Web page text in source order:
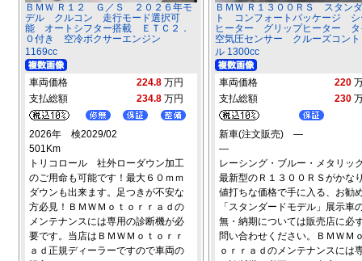
ＢＭＷ Ｒ１２ Ｇ／Ｓ ２０２６年モ
デル クルコン 走行モード選択可
能 オートシフター搭載 ＥＴＣ２．
０付き 空冷ボクサーエンジン
1169cc
車両価格 224.8 万円
支払総額
234.8 万円
2026年 検2029/02
501Km
トリコロール 社外ローダウン加工
のご用命も可能です！最大６０ｍｍ
ダウンも出来ます。足つきが不安な
方必見！ＢＭＷＭｏｔｏｒｒａｄの
メンテナンスには専用の診断機が必
要です。当店はＢＭＷＭｏｔｏｒｒ
ａｄ正規ディーラーですので車両の
ＢＭＷ Ｒ１３００ＲＳ スタン
ト コンフォートパッケージ シ
ヒーター グリップヒーター タ
空気圧センサー クルーズコント
ル 1300cc
車両価格 220
支払総額
230
新車(注文販売) ―
―
レーシング・ブルー・メタリ
最新型のＲ１３００ＲＳがかな
値打ちな価格で手に入る、お勧
「スタンダードモデル」展示車
無・納期については販売店に必
問い合わせください。ＢＭＷＭ
ｏｒｒａｄのメンテナンスには